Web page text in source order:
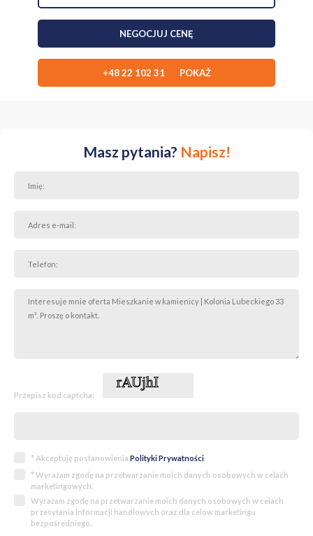
przedszkola, sklepy, apteki, kluby fitness, banki, restauracje.
INFORMACJE DODATKOWE:
* Okna mieszkania wychodzą na piękny ogródek na wewnętrznym
dziedzińcu.
NEGOCJUJ CENĘ
+48 22 102 31 POKAŻ
Masz pytania? Napisz!
Przepisz kod captcha:
* Akceptuję postanowienia Polityki Prywatności.
* Wyrażam zgodę na przetwarzanie moich danych osobowych w celach
marketingowych.
Wyrażam zgodę na przetwarzanie moich danych osobowych w celach
przesyłania informacji handlowych oraz dla celów marketingu
bezpośredniego.